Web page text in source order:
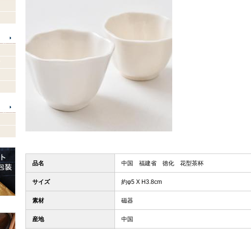
品名 中国 福建省 徳化 花型茶杯
サイズ 約φ5 X H3.8cm
素材 磁器
産地 中国